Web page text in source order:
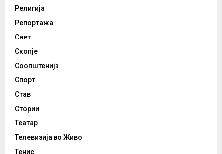
Религија
Репортажа
Свет
Скопје
Соопштенија
Спорт
Став
Стории
Театар
Телевизија во Живо
Тенис